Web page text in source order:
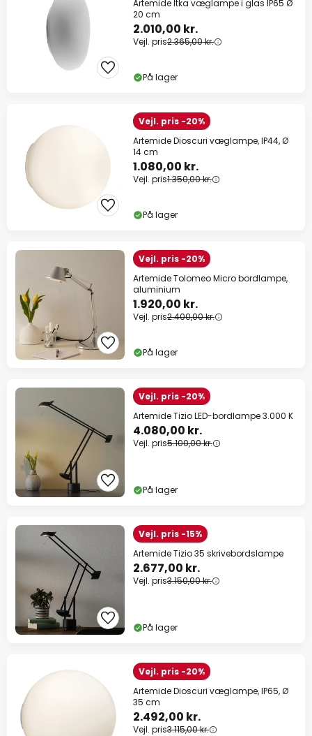
Artemide Itka væglampe i glas IP65 Ø
20 cm
2.010,00 kr.
Vejl. pris2.365,00 kr.
På lager
Vejl. pris -20%
Artemide Dioscuri væglampe, IP44, Ø
14 cm
1.080,00 kr.
Vejl. pris1.350,00 kr.
På lager
Vejl. pris -20%
Artemide Tolomeo Micro bordlampe,
aluminium
1.920,00 kr.
Vejl. pris2.400,00 kr.
På lager
Vejl. pris -20%
Artemide Tizio LED-bordlampe 3.000 K
4.080,00 kr.
Vejl. pris5.100,00 kr.
På lager
Vejl. pris -15%
Artemide Tizio 35 skrivebordslampe
2.677,00 kr.
Vejl. pris3.150,00 kr.
På lager
Vejl. pris -20%
Artemide Dioscuri væglampe, IP65, Ø
35 cm
2.492,00 kr.
Vejl. pris3.115,00 kr.